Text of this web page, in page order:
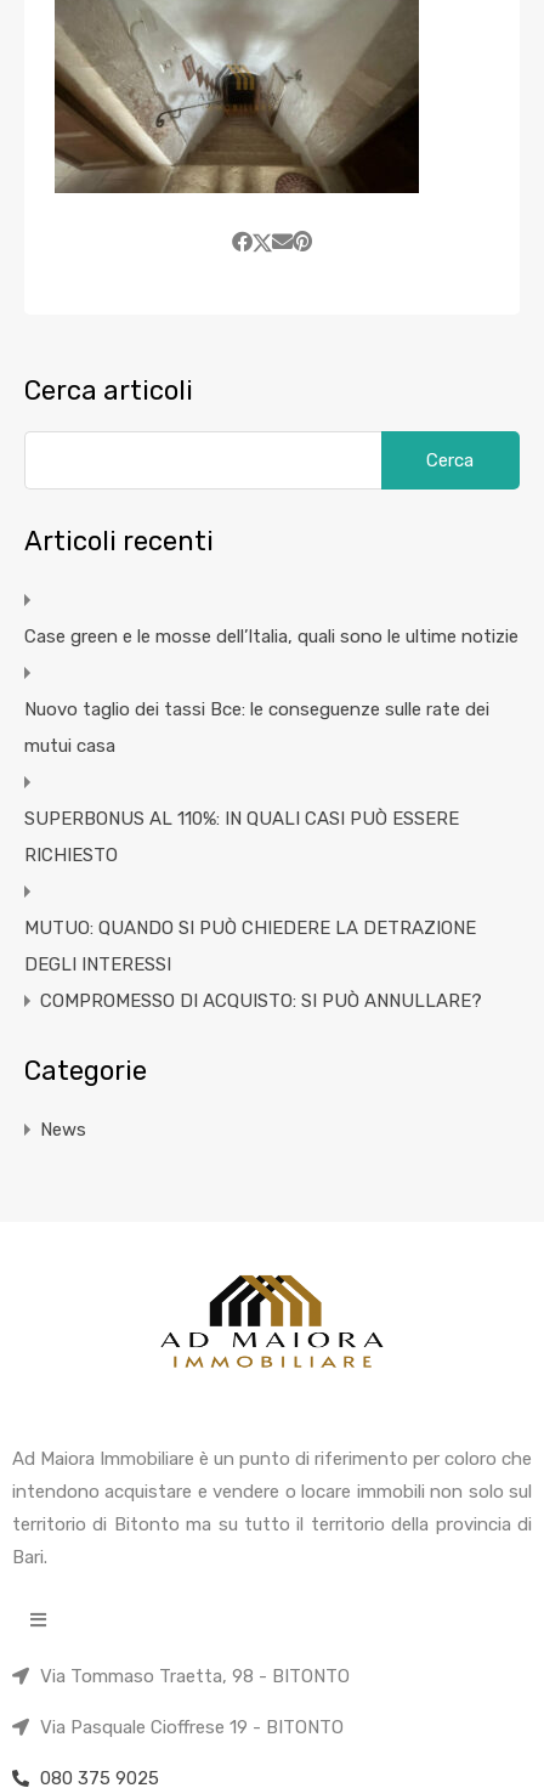
Cerca articoli
Articoli recenti
Case green e le mosse dell’Italia, quali sono le ultime notizie
Nuovo taglio dei tassi Bce: le conseguenze sulle rate dei
mutui casa
SUPERBONUS AL 110%: IN QUALI CASI PUÒ ESSERE
RICHIESTO
MUTUO: QUANDO SI PUÒ CHIEDERE LA DETRAZIONE
DEGLI INTERESSI
COMPROMESSO DI ACQUISTO: SI PUÒ ANNULLARE?
Categorie
News
Ad Maiora Immobiliare è un punto di riferimento per coloro che
intendono acquistare e vendere o locare immobili non solo sul
territorio di Bitonto ma su tutto il territorio della provincia di
Bari.
Via Tommaso Traetta, 98 - BITONTO
Via Pasquale Cioffrese 19 - BITONTO
080 375 9025